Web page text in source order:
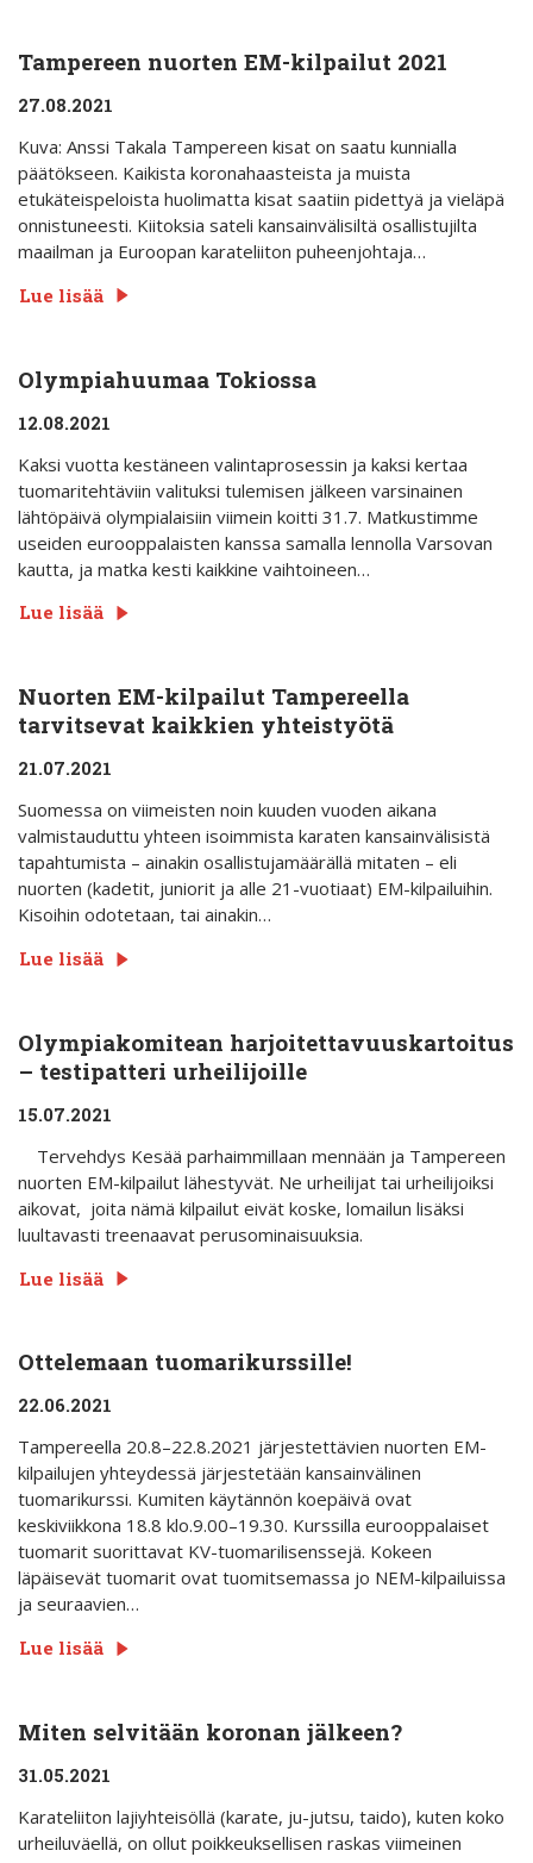
Tampereen nuorten EM-kilpailut 2021
27.08.2021
Kuva: Anssi Takala Tampereen kisat on saatu kunnialla
päätökseen. Kaikista koronahaasteista ja muista
etukäteispeloista huolimatta kisat saatiin pidettyä ja vieläpä
onnistuneesti. Kiitoksia sateli kansainvälisiltä osallistujilta
maailman ja Euroopan karateliiton puheenjohtaja…
Lue lisää
Olympiahuumaa Tokiossa
12.08.2021
Kaksi vuotta kestäneen valintaprosessin ja kaksi kertaa
tuomaritehtäviin valituksi tulemisen jälkeen varsinainen
lähtöpäivä olympialaisiin viimein koitti 31.7. Matkustimme
useiden eurooppalaisten kanssa samalla lennolla Varsovan
kautta, ja matka kesti kaikkine vaihtoineen…
Lue lisää
Nuorten EM-kilpailut Tampereella
tarvitsevat kaikkien yhteistyötä
21.07.2021
Suomessa on viimeisten noin kuuden vuoden aikana
valmistauduttu yhteen isoimmista karaten kansainvälisistä
tapahtumista – ainakin osallistujamäärällä mitaten – eli
nuorten (kadetit, juniorit ja alle 21-vuotiaat) EM-kilpailuihin.
Kisoihin odotetaan, tai ainakin…
Lue lisää
Olympiakomitean harjoitettavuuskartoitus
– testipatteri urheilijoille
15.07.2021
Tervehdys Kesää parhaimmillaan mennään ja Tampereen
nuorten EM-kilpailut lähestyvät. Ne urheilijat tai urheilijoiksi
aikovat, joita nämä kilpailut eivät koske, lomailun lisäksi
luultavasti treenaavat perusominaisuuksia.
Lue lisää
Ottelemaan tuomarikurssille!
22.06.2021
Tampereella 20.8–22.8.2021 järjestettävien nuorten EM-
kilpailujen yhteydessä järjestetään kansainvälinen
tuomarikurssi. Kumiten käytännön koepäivä ovat
keskiviikkona 18.8 klo.9.00–19.30. Kurssilla eurooppalaiset
tuomarit suorittavat KV-tuomarilisenssejä. Kokeen
läpäisevät tuomarit ovat tuomitsemassa jo NEM-kilpailuissa
ja seuraavien…
Lue lisää
Miten selvitään koronan jälkeen?
31.05.2021
Karateliiton lajiyhteisöllä (karate, ju-jutsu, taido), kuten koko
urheiluväellä, on ollut poikkeuksellisen raskas viimeinen